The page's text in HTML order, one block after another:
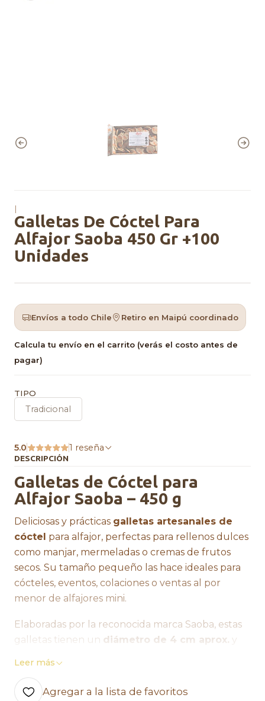
|
Galletas De Cóctel Para
Alfajor Saoba 450 Gr +100
Unidades
Envíos a todo Chile Retiro en Maipú coordinado
Calcula tu envío en el carrito (verás el costo antes de
pagar)
TIPO
Tradicional
5.0 1 reseña
DESCRIPCIÓN
Galletas de Cóctel para
Alfajor Saoba – 450 g
Deliciosas y prácticas galletas artesanales de
cóctel para alfajor, perfectas para rellenos dulces
como manjar, mermeladas o cremas de frutos
secos. Su tamaño pequeño las hace ideales para
cócteles, eventos, colaciones o ventas al por
menor de alfajores mini.
Elaboradas por la reconocida marca Saoba, estas
galletas tienen un diámetro de 4 cm aprox. y
alfajores aprox.).
Leer más
Agregar a la lista de favoritos